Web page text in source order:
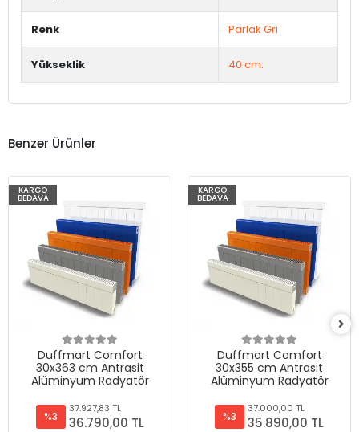
Renk Parlak Gri
Yükseklik 40 cm.
Benzer Ürünler
KARGO
BEDAVA
Duffmart Comfort
30x363 cm Antrasit
Alüminyum Radyatör
%3
37.927,83 TL
36.790,00 TL
KARGO
BEDAVA
Duffmart Comfort
30x355 cm Antrasit
Alüminyum Radyatör
%3
37.000,00 TL
35.890,00 TL